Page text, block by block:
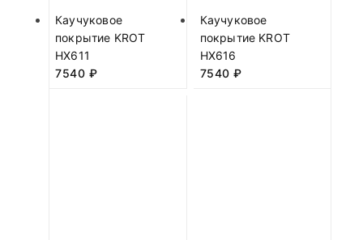
Каучуковое
покрытие KROT
HX611
7540 ₽
Каучуковое
покрытие KROT
HX616
7540 ₽